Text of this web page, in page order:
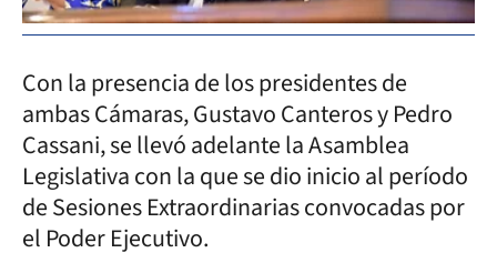
Con la presencia de los presidentes de
ambas Cámaras, Gustavo Canteros y Pedro
Cassani, se llevó adelante la Asamblea
Legislativa con la que se dio inicio al período
de Sesiones Extraordinarias convocadas por
el Poder Ejecutivo.